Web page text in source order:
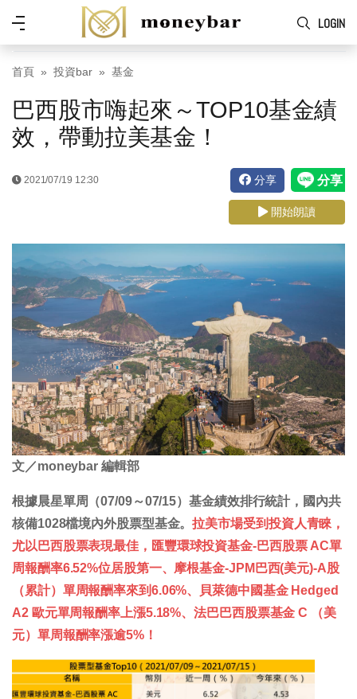
Skip to main content
LOGIN
功
能
表
首頁 投資bar 基金
巴西股市嗨起來～TOP10基金績
效，帶動拉美基金！
2021/07/19 12:30 分享
開始朗讀
文／moneybar 編輯部
根據晨星單周（07/09～07/15）基金績效排行統計，國內共
核備1028檔境內外股票型基金。拉美市場受到投資人青睞，
尤以巴西股票表現最佳，匯豐環球投資基金-巴西股票 AC單
周報酬率6.52%位居股第一、摩根基金-JPM巴西(美元)-A股
（累計）單周報酬率來到6.06%、貝萊德中國基金 Hedged
A2 歐元單周報酬率上漲5.18%、法巴巴西股票基金 C （美
元）單周報酬率漲逾5%！